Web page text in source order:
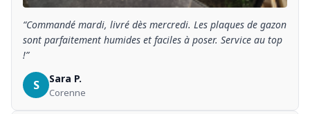
“Commandé mardi, livré dès mercredi. Les plaques de gazon
sont parfaitement humides et faciles à poser. Service au top
!”
S Sara P.
Corenne